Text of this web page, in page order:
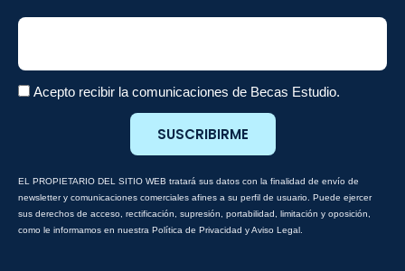
Email
Acepto recibir la comunicaciones de Becas Estudio.
SUSCRIBIRME
EL PROPIETARIO DEL SITIO WEB tratará sus datos con la finalidad de envío de
newsletter y comunicaciones comerciales afines a su perfil de usuario. Puede ejercer
sus derechos de acceso, rectificación, supresión, portabilidad, limitación y oposición,
como le informamos en nuestra Política de Privacidad y Aviso Legal.